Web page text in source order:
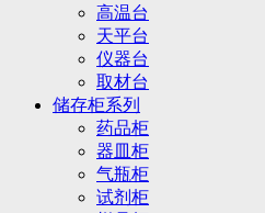
高温台
天平台
仪器台
取材台
储存柜系列
药品柜
器皿柜
气瓶柜
试剂柜